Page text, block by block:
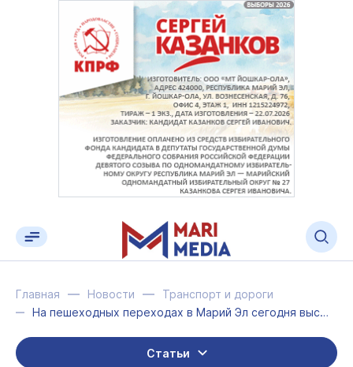
Главная Новости
Транспорт и дороги
На пешеходных переходах в Марий Эл сегодня выставят наряды ГИБДД
Статьи